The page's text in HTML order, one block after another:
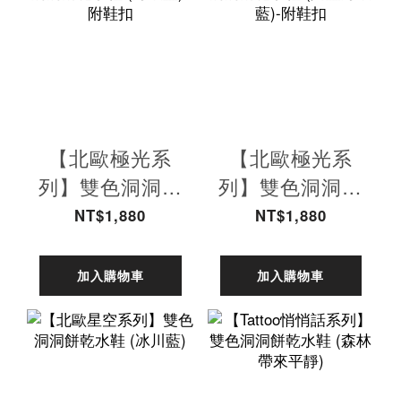
【北歐極光系
列】雙色洞洞餅
乾水鞋 (海峽藍)-
NT$1,880
加入購物車
【北歐極光系
列】雙色洞洞餅
乾水鞋 (奶蓋海
NT$1,880
加入購物車